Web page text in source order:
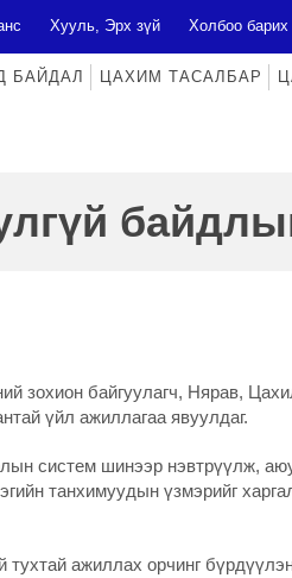
Хууль, Эрх зүй Холбоо барих
БАЙДАЛ ЦАХИМ ТАСАЛБАР
зохион байгуулагч, Нярав,
үйл ажиллагаа явуулдаг.
систем шинээр нэвтрүүлж,
танхимуудын үзмэрийг
ажиллах орчинг